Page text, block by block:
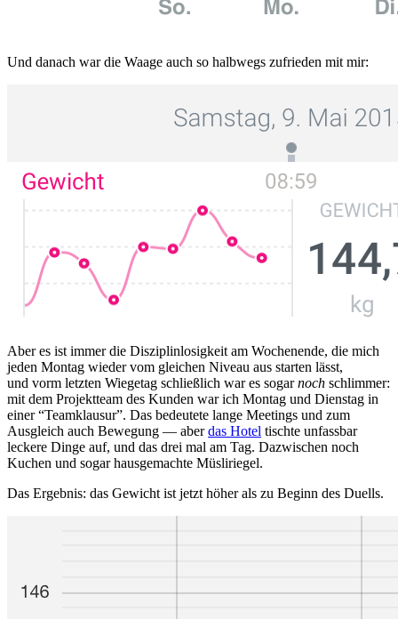
Und danach war die Waage auch so halbwegs zufrieden mit mir:
Aber es ist immer die Disziplinlosigkeit am Wochenende, die mich
jeden Montag wieder vom gleichen Niveau aus starten lässt,
und vorm letzten Wiegetag schließlich war es sogarnoch schlimmer:
mit dem Projektteam des Kunden war ich Montag und Dienstag in
einer “Teamklausur”. Das bedeutete lange Meetings und zum
Ausgleich auch Bewegung — aberdas Hotel tischte unfassbar
leckere Dinge auf, und das drei mal am Tag. Dazwischen noch
Kuchen und sogar hausgemachte Müsliriegel.
Das Ergebnis: das Gewicht ist jetzt höher als zu Beginn des Duells.